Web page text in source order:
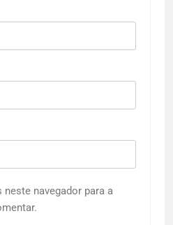
neste navegador para a